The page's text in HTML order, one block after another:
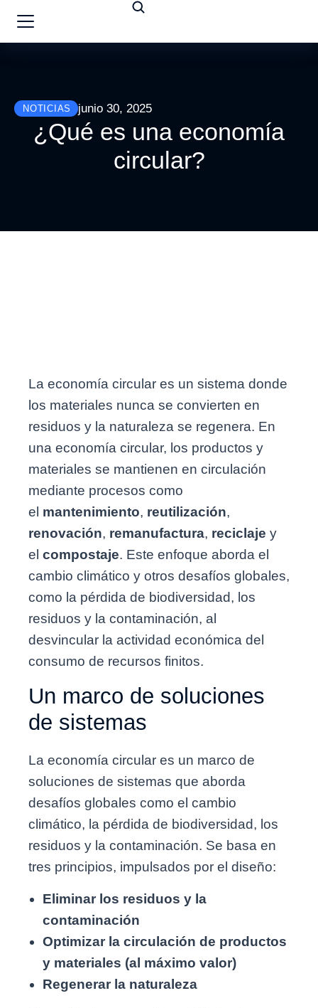
NOTICIAS junio 30, 2025
¿Qué es una economía
circular?
La economía circular es un sistema donde
los materiales nunca se convierten en
residuos y la naturaleza se regenera. En
una economía circular, los productos y
materiales se mantienen en circulación
mediante procesos como
el mantenimiento, reutilización,
renovación, remanufactura, reciclaje y
el compostaje. Este enfoque aborda el
cambio climático y otros desafíos globales,
como la pérdida de biodiversidad, los
residuos y la contaminación, al
desvincular la actividad económica del
consumo de recursos finitos.
Un marco de soluciones
de sistemas
La economía circular es un marco de
soluciones de sistemas que aborda
desafíos globales como el cambio
climático, la pérdida de biodiversidad, los
residuos y la contaminación. Se basa en
tres principios, impulsados ​​por el diseño:
Eliminar los residuos y la
contaminación
Optimizar la circulación de productos
y materiales (al máximo valor)
Regenerar la naturaleza